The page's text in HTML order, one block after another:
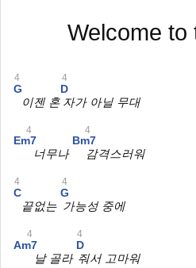
Welcome to
G
4
이젠 혼
D
4
자가 아닐 무대
Em7
4
너무나
Bm7
4
감격스러워
C
4
끝없는
G
4
가능성 중에
Am7
4
날 골라
D
4
줘서 고마워